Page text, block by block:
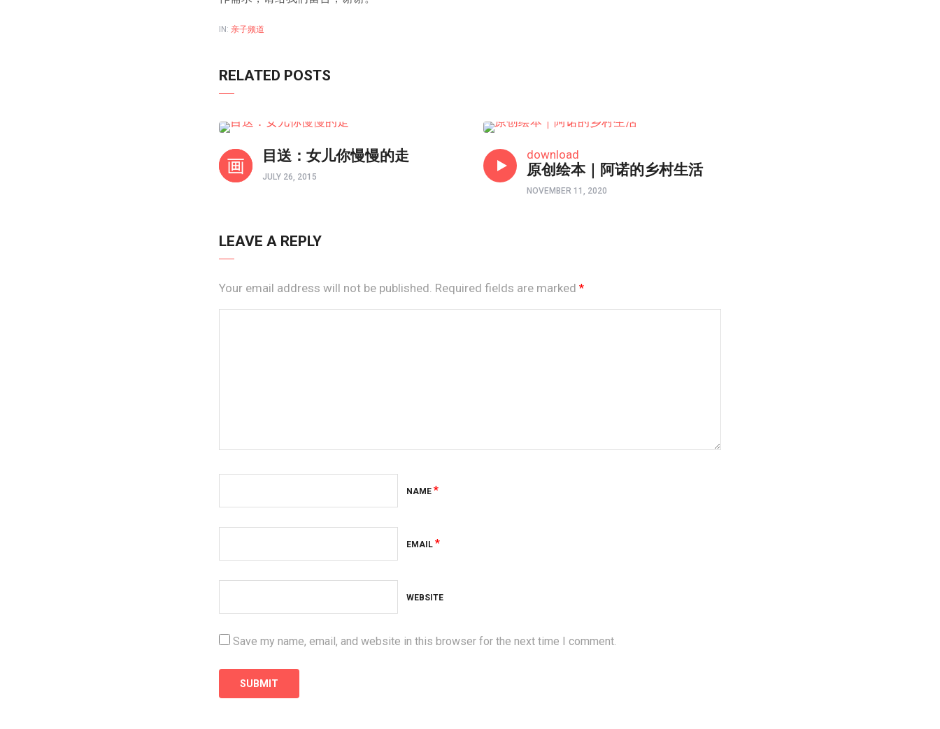
IN: 亲子频道
RELATED POSTS
目送：女儿你慢慢的走
JULY 26, 2015
download
原创绘本｜阿诺的乡村生活
NOVEMBER 11, 2020
LEAVE A REPLY
Your email address will not be published. Required fields are marked *
NAME*
EMAIL*
WEBSITE
Save my name, email, and website in this browser for the next time I comment.